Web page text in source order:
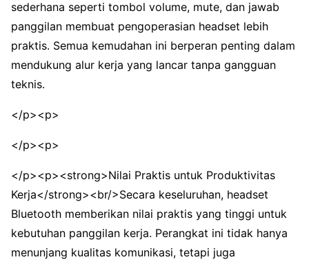
sederhana seperti tombol volume, mute, dan jawab
panggilan membuat pengoperasian headset lebih
praktis. Semua kemudahan ini berperan penting dalam
mendukung alur kerja yang lancar tanpa gangguan
teknis.
</p><p>
</p><p>
</p><p><strong>Nilai Praktis untuk Produktivitas
Kerja</strong><br/>Secara keseluruhan, headset
Bluetooth memberikan nilai praktis yang tinggi untuk
kebutuhan panggilan kerja. Perangkat ini tidak hanya
menunjang kualitas komunikasi, tetapi juga